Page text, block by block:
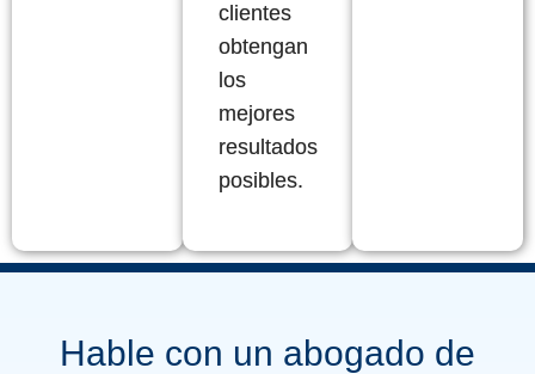
clientes
obtengan
los
mejores
resultados
posibles.
Hable con un abogado de